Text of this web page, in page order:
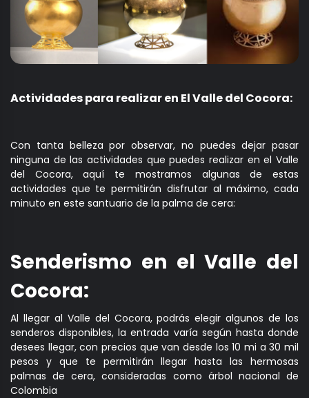
Actividades para realizar en El Valle del Cocora:
Con tanta belleza por observar, no puedes dejar pasar
ninguna de las actividades que puedes realizar en el Valle
del Cocora, aquí te mostramos algunas de estas
actividades que te permitirán disfrutar al máximo, cada
minuto en este santuario de la palma de cera:
Senderismo en el Valle del
Cocora:
Al llegar al Valle del Cocora, podrás elegir algunos de los
senderos disponibles, la entrada varía según hasta donde
desees llegar, con precios que van desde los 10 mi a 30 mil
pesos y que te permitirán llegar hasta las hermosas
palmas de cera, consideradas como árbol nacional de
Colombia